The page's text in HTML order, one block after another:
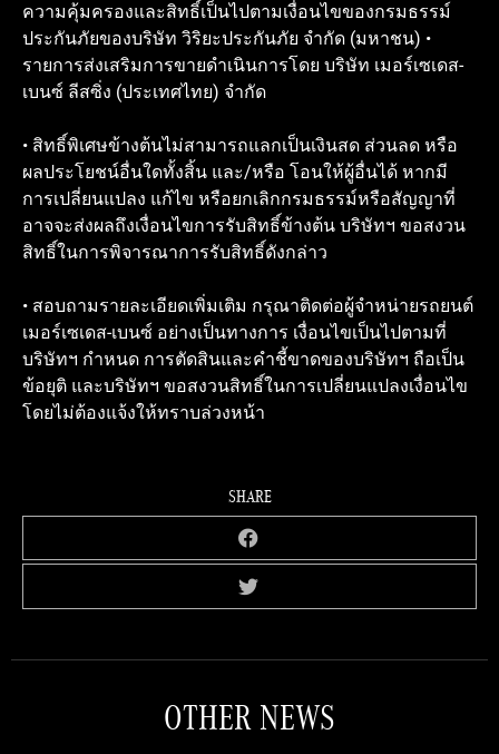
ความคุ้มครองและสิทธิ์เป็นไปตามเงื่อนไขของกรมธรรม์
ประกันภัยของบริษัท วิริยะประกันภัย จำกัด (มหาชน) •
รายการส่งเสริมการขายดำเนินการโดย บริษัท เมอร์เซเดส-
เบนซ์ ลีสซิ่ง (ประเทศไทย) จำกัด
• สิทธิ์พิเศษข้างต้นไม่สามารถแลกเป็นเงินสด ส่วนลด หรือ
ผลประโยชน์อื่นใดทั้งสิ้น และ/หรือ โอนให้ผู้อื่นได้ หากมี
การเปลี่ยนแปลง แก้ไข หรือยกเลิกกรมธรรม์หรือสัญญาที่
อาจจะส่งผลถึงเงื่อนไขการรับสิทธิ์ข้างต้น บริษัทฯ ขอสงวน
สิทธิ์ในการพิจารณาการรับสิทธิ์ดังกล่าว
• สอบถามรายละเอียดเพิ่มเติม กรุณาติดต่อผู้จำหน่ายรถยนต์
เมอร์เซเดส-เบนซ์ อย่างเป็นทางการ เงื่อนไขเป็นไปตามที่
บริษัทฯ กำหนด การตัดสินและคำชี้ขาดของบริษัทฯ ถือเป็น
ข้อยุติ และบริษัทฯ ขอสงวนสิทธิ์ในการเปลี่ยนแปลงเงื่อนไข
โดยไม่ต้องแจ้งให้ทราบล่วงหน้า
SHARE
OTHER NEWS